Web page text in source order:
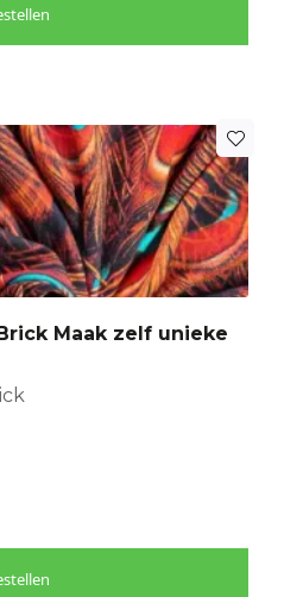
Maak zelf unieke